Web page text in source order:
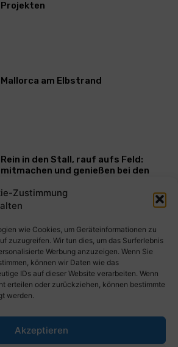
Zustimmung
wie Cookies, um Geräteinformationen zu
zuzugreifen. Wir tun dies, um das Surferlebnis
Werbung anzuzeigen. Wenn Sie
können wir Daten wie das
IDs auf dieser Website verarbeiten. Wenn
erteilen oder zurückziehen, können bestimmte
werden.
Akzeptieren
Projekten
Mallorca am Elbstrand
Rein in den Stall, rauf aufs Feld:
mitmachen und genießen bei den
Mehr laden